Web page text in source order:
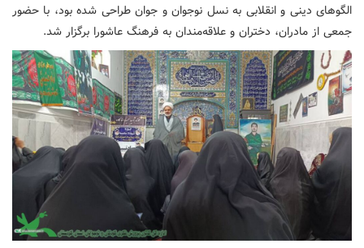
الگوهای دینی و انقلابی به نسل نوجوان و جوان طراحی شده بود، با حضور
جمعی از مادران، دختران و علاقه‌مندان به فرهنگ عاشورا برگزار شد.